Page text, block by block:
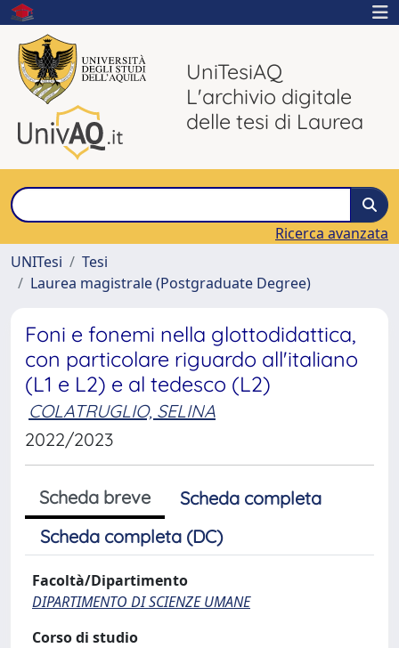
UniTesiAQ
L'archivio digitale
delle tesi di Laurea
Ricerca avanzata
UNITesi
Tesi
Laurea magistrale (Postgraduate Degree)
Foni e fonemi nella glottodidattica,
con particolare riguardo all'italiano
(L1 e L2) e al tedesco (L2)
COLATRUGLIO, SELINA
2022/2023
Scheda breve
Scheda completa
Scheda completa (DC)
Facoltà/Dipartimento
DIPARTIMENTO DI SCIENZE UMANE
Corso di studio